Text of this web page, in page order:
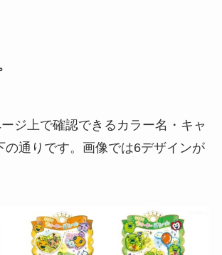
ジ上で確認できるカラー名・キャ
の通りです。画像では6デザインが